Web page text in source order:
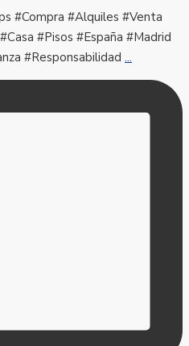
#Compra #Alquiles #Venta
#Pisos #España #Madrid
#Responsabilidad ...